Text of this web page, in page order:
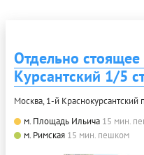
Отдельно
Курсантский 1/5
Москва, 1-й Краснокурсантский
м. Площадь Ильича 15 мин.
м. Римская 15 мин. пешком